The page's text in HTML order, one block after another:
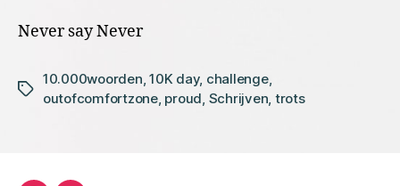
Never say Never
Tags
10.000woorden,10K day, challenge,
outofcomfortzone, proud, Schrijven, trots